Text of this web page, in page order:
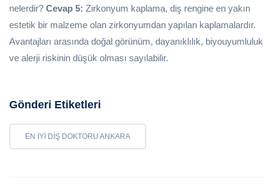
nelerdir? Cevap 5: Zirkonyum kaplama, diş rengine en yakın
estetik bir malzeme olan zirkonyumdan yapılan kaplamalardır.
Avantajları arasında doğal görünüm, dayanıklılık, biyouyumluluk
ve alerji riskinin düşük olması sayılabilir.
Gönderi Etiketleri
EN IYI DIŞ DOKTORU ANKARA